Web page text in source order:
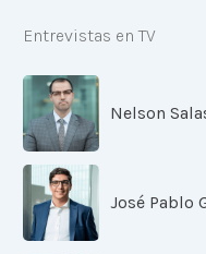
Entrevistas en TV
Nelson
José Pablo